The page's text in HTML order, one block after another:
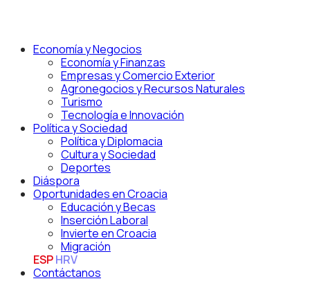
Economía y Negocios
Economía y Finanzas
Empresas y Comercio Exterior
Agronegocios y Recursos Naturales
Turismo
Tecnología e Innovación
Política y Sociedad
Política y Diplomacia
Cultura y Sociedad
Deportes
Diáspora
Oportunidades en Croacia
Educación y Becas
Inserción Laboral
Invierte en Croacia
Migración
ESPHRV
Contáctanos